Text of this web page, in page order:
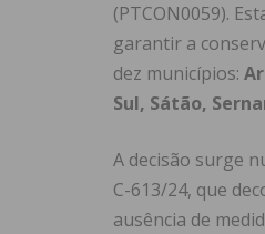
(PTCON0059).
garantir a
dez municípios:
Sul, Sátão,
A decisão surge
C-613/24, que
ausência de